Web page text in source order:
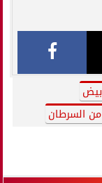
من السرطان